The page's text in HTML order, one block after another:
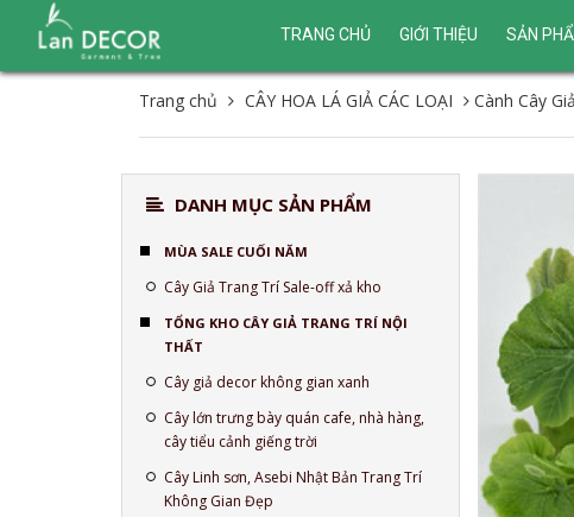
TRANG CHỦ GIỚI THIỆU SẢN
Trang chủ CÂY HOA LÁ GIẢ CÁC LOẠI Cành Cây
DANH MỤC SẢN PHẨM
MÙA SALE CUỐI NĂM
Cây Giả Trang Trí Sale-off xả kho
TỔNG KHO CÂY GIẢ TRANG TRÍ NỘI
THẤT
Cây giả decor không gian xanh
Cây lớn trưng bày quán cafe, nhà hàng,
cây tiểu cảnh giếng trời
Cây Linh sơn, Asebi Nhật Bản Trang Trí
Không Gian Đẹp